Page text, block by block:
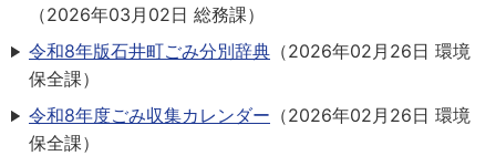
（2026年03月02日 総務課）
令和8年版石井町ごみ分別辞典 （2026年02月26日 環境
保全課）
令和8年度ごみ収集カレンダー （2026年02月26日 環境
保全課）